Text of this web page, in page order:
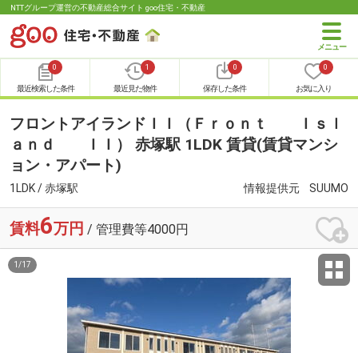
NTTグループ運営の不動産総合サイト goo住宅・不動産
0
最近検索した条件
1
最近見た物件
0
保存した条件
0
お気に入り
フロントアイランドＩＩ（Ｆｒｏｎｔ Ｉｓｌ
ａｎｄ ＩＩ） 赤塚駅 1LDK 賃貸(賃貸マンシ
ョン・アパート)
1LDK / 赤塚駅 情報提供元 SUUMO
賃料6万円 / 管理費等4000円
1 /17